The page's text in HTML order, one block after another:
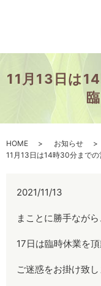
11月13日は
HOME
お知らせ
11月13日は14時30分までの
2021/11/13
まことに勝手なが
17日は臨時休業を頂
ご迷惑をお掛け致